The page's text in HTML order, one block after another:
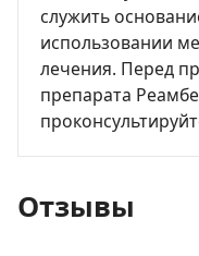
служить
использовании
лечения. Перед
препарата
Отзывы